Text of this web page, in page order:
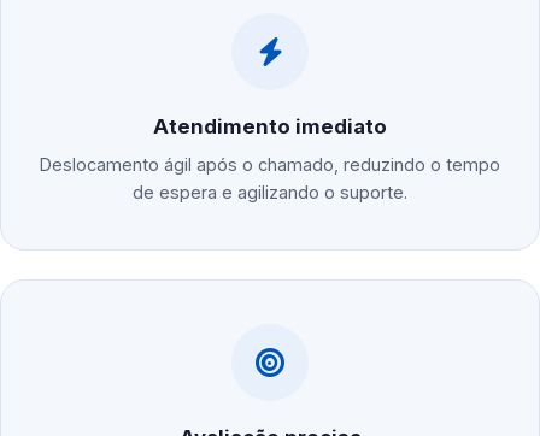
Atendimento imediato
Deslocamento ágil após o chamado, reduzindo o tempo
de espera e agilizando o suporte.